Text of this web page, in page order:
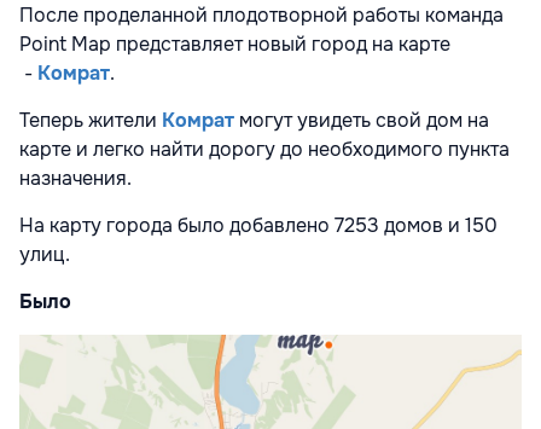
После проделанной плодотворной работы команда
Point Map представляет новый город на карте
- Комрат.
Теперь жители Комрат могут увидеть свой дом на
карте и легко найти дорогу до необходимого пункта
назначения.
На карту города было добавлено 7253 домов и 150
улиц.
Было